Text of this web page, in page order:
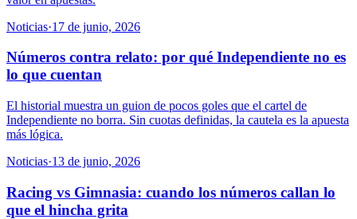
Noticias·17 de junio, 2026
Números contra relato: por qué Independiente no es
lo que cuentan
El historial muestra un guion de pocos goles que el cartel de
Independiente no borra. Sin cuotas definidas, la cautela es la apuesta
más lógica.
Noticias·13 de junio, 2026
Racing vs Gimnasia: cuando los números callan lo
que el hincha grita